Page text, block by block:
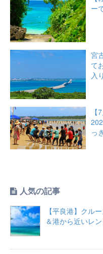
ー
宮
て
入
っ
人気の記事
【平良港】クル
＆港から近いレ